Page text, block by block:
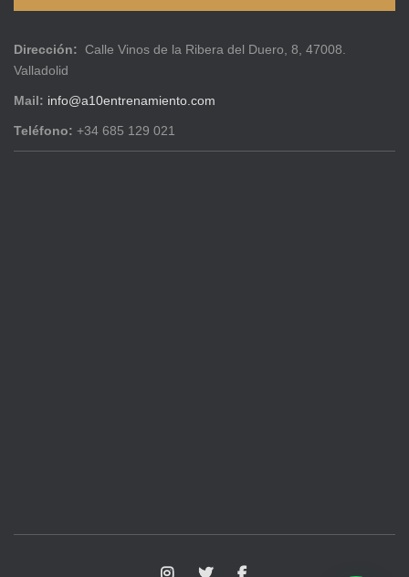
Dirección: Calle Vinos de la Ribera del Duero, 8, 47008.
Valladolid
Mail: info@a10entrenamiento.com
Teléfono: +34 685 129 021